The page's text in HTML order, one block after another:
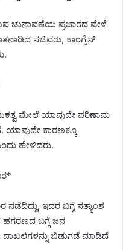
ಚುನಾವಣೆಯ ಪ್ರಚಾರದ ವೇಳೆ
ಸಚಿವರು, ಕಾಂಗ್ರೆಸ್
ಮೇಲೆ ಯಾವುದೇ ಪರಿಣಾಮ
ಯಾವುದೇ ಕಾರಣಕ್ಕೂ
ಹೇಳಿದರು.
ಇದರ ಬಗ್ಗೆ ಸತ್ಯಾಂಶ
ಬಗ್ಗೆ ಜನ
ದಾಖಲೆಗಳನ್ನು ಬಿಡುಗಡೆ ಮಾಡಿದೆ